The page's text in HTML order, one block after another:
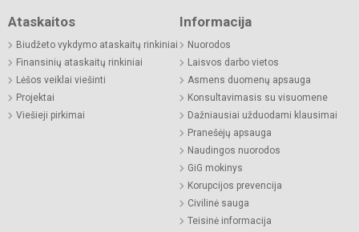
Ataskaitos
Biudžeto vykdymo ataskaitų rinkiniai
Finansinių ataskaitų rinkiniai
Lėšos veiklai viešinti
Projektai
Viešieji pirkimai
Informacija
Nuorodos
Laisvos darbo vietos
Asmens duomenų apsauga
Konsultavimasis su visuomene
Dažniausiai užduodami klausimai
Pranešėjų apsauga
Naudingos nuorodos
GiG mokinys
Korupcijos prevencija
Civilinė sauga
Teisinė informacija